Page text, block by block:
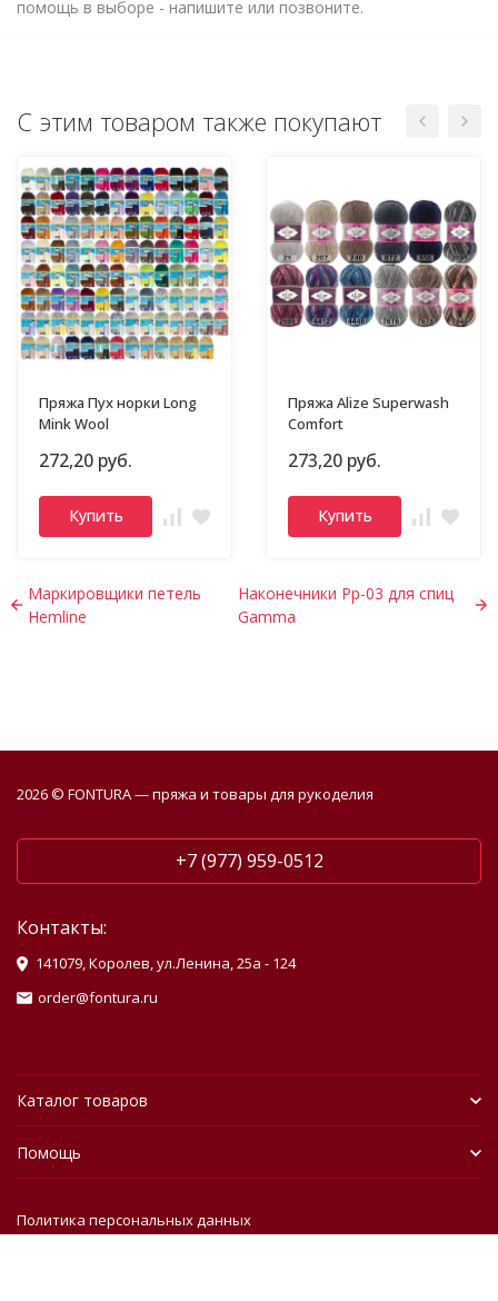
помощь в выборе - напишите или позвоните.
С этим товаром также покупают
Пряжа Пух норки Long
Mink Wool
272,20 руб.
Купить
Пряжа Alize Superwash
Comfort
273,20 руб.
Купить
Маркировщики петель
Hemline
Наконечники Pp-03 для спиц
Gamma
2026 © FONTURA — пряжа и товары для рукоделия
+7 (977) 959-0512
Контакты:
141079, Королев, ул.Ленина, 25а - 124
order@fontura.ru
Каталог товаров
Помощь
Политика персональных данных